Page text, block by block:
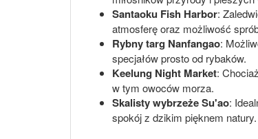
Santaoku Fish Harbor:
atmosferę oraz możliwość
Rybny targ Nanfangao:
specjałów prosto od rybaków.
Keelung Night Market:
w tym owoców morza.
Skalisty wybrzeże Su'ao:
spokój z dzikim pięknem natury.